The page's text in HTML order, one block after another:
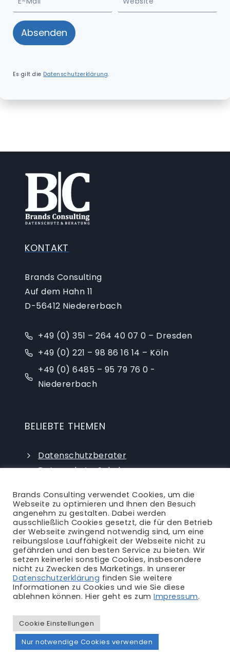
Absenden
Es gilt die Datenschutzerklärung.
KONTAKT
Brands Consulting
Auf dem Hahn 11
D-56412 Niedererbach
+49 (0) 351 – 264 40 07 0 – Dresden
+49 (0) 221 – 98 86 16 14 – Köln
+49 (0) 6485 – 95 79 76 0 -
Niedererbach
BELIEBTE THEMEN
Datenschutzberater
Datenschutz-Schulungen
externer Datenschutzbeauftragter
Ansprechpartner| Blog| Karriere|
Impressum|Datenschutzerklärung|AGB
© Brands Consulting 2011 - 2026 | alle Rechte vorbehalten
Brands Consulting verwendet Cookies, um die
Webseite zu optimieren und Ihnen den Besuch
angenehm zu gestalten. Dabei werden
ausschließlich Cookies gesetzt, die für den Betrieb
der Webseite zwingend notwendig sind, um eine
reibungslose Lauffähigkeit der Webseite nicht zu
gefährden und den besten Service zu bieten. Wir
setzen keinerlei sonstige Cookies, insbesondere
nicht zu Zwecken des Marketings. In unserer
Datenschutzerklärung finden Sie weitere
Informationen zu Cookies und wie Sie diese
ablehnen können. Hier geht es zumImpressum.
Cookie Einstellungen
Nur notwendige Cookies verwenden